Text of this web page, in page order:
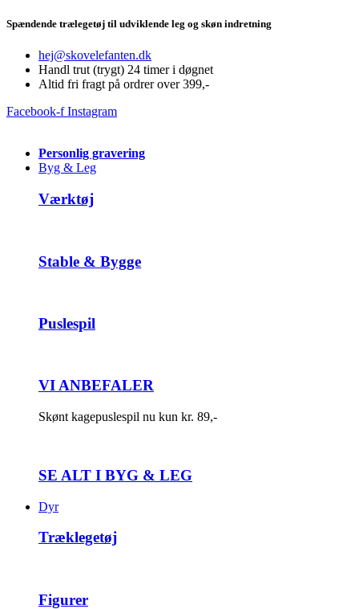
Videre
indhold
Spændende trælegetøj til udviklende leg og skøn indretning
hej@skovelefanten.dk
Handl trut (trygt) 24 timer i døgnet
Altid fri fragt på ordrer over 399,-
Facebook-f Instagram
Personlig gravering
Byg & Leg
Værktøj
Stable & Bygge
Puslespil
VI ANBEFALER
Skønt kagepuslespil nu kun kr. 89,-
SE ALT I BYG & LEG
Dyr
Træklegetøj
Figurer